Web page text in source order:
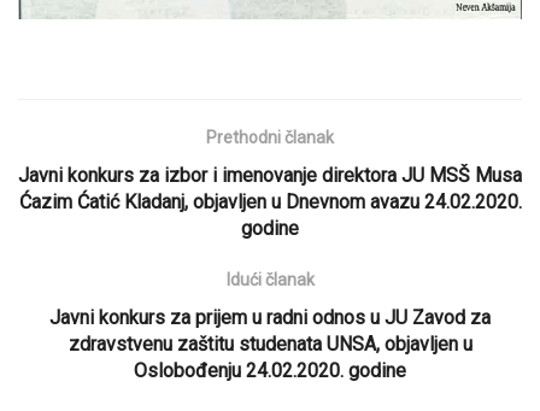
Prethodni članak
Javni konkurs za izbor i imenovanje direktora JU MSŠ Musa
Ćazim Ćatić Kladanj, objavljen u Dnevnom avazu 24.02.2020.
godine
Idući članak
Javni konkurs za prijem u radni odnos u JU Zavod za
zdravstvenu zaštitu studenata UNSA, objavljen u
Oslobođenju 24.02.2020. godine